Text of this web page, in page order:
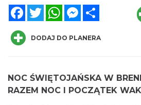
Brenna
0.23 km
FacebookTwitterWhatsAppMessenger
DODAJ DO PLANERA
NOC ŚWIĘTOJAŃSKA W
RAZEM NOC I POCZĄTEK